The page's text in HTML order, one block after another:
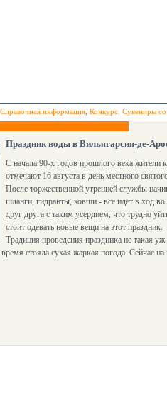
Справочная информация Конкурс Сувениры со
Праздник воды в Вильягарсия-де-
С начала 90-х годов прошлого века жители
отмечают 16 августа в день местного
После торжественной утренней службы
шланги, гидранты, ковши - все идет в ход
друг друга с таким усердием, что трудно
стоит одевать новые вещи на этот праздник.
Традиция проведения праздника не такая
время стояла сухая жаркая погода. Сейчас